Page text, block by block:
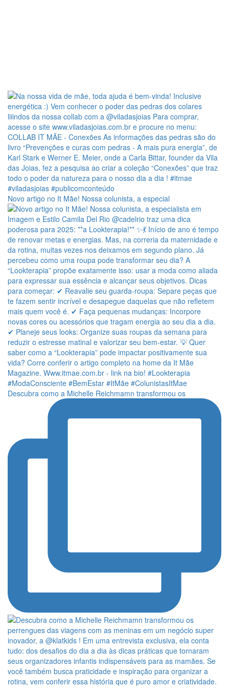
Novo artigo no It Mãe! Nossa colunista, a especial
Descubra como a Michelle Reichmamn transformou os